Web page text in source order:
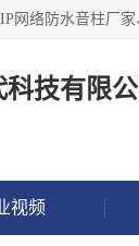
技有限
视频